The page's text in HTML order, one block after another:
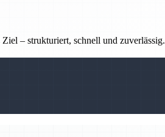
– strukturiert, schnell und zuverlässig.